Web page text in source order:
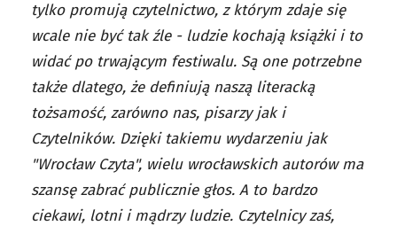
tylko promują czytelnictwo, z którym zdaje się
wcale nie być tak źle - ludzie kochają książki i to
widać po trwającym festiwalu. Są one potrzebne
także dlatego, że definiują naszą literacką
tożsamość, zarówno nas, pisarzy jak i
Czytelników. Dzięki takiemu wydarzeniu jak
"Wrocław Czyta", wielu wrocławskich autorów ma
szansę zabrać publicznie głos. A to bardzo
ciekawi, lotni i mądrzy ludzie. Czytelnicy zaś,